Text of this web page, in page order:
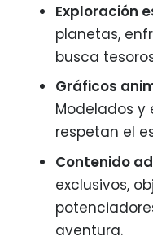
Exploración
planetas,
busca
Gráficos
Modelados y
respetan el
Contenido
exclusivos,
aventura.